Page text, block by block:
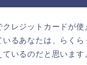
レジットカードが
るあなたは、らく
いるのだと思います